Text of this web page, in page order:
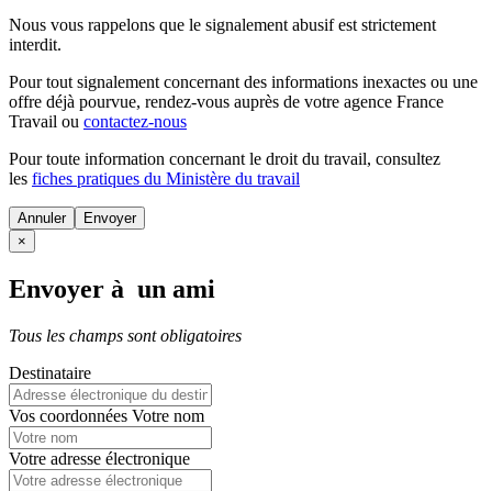
Nous vous rappelons que le signalement abusif est strictement
interdit.
Pour tout signalement concernant des informations inexactes ou une
offre déjà pourvue, rendez-vous auprès de votre agence France
Travail ou contactez-nous
Pour toute information concernant le droit du travail, consultez
les fiches pratiques du Ministère du travail
Annuler
×
Envoyer à un ami
Tous les champs sont obligatoires
Destinataire
Vos coordonnées Votre nom
Votre adresse électronique